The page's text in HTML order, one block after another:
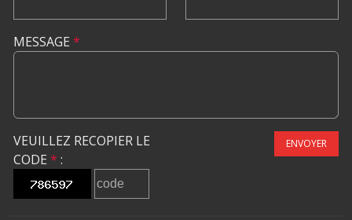
MESSAGE *
VEUILLEZ RECOPIER LE
CODE * :
ENVOYER